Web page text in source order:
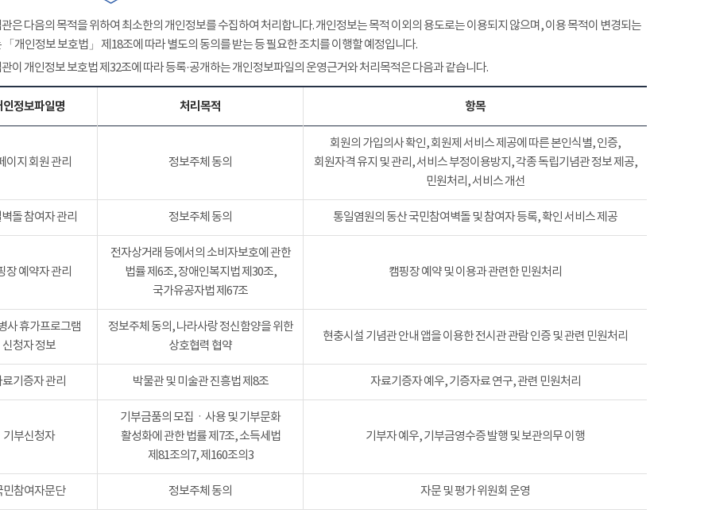
은 다음의 목적을 위하여 최소한의 개인정보를 수집하여 처리합니다. 개인정보는 목적 이외의 용도로는 이용되지 않으며, 이용 목적이 변경되는
「개인정보 보호법」 제18조에 따라 별도의 동의를 받는 등 필요한 조치를 이행할 예정입니다.
이 개인정보 보호법 제32조에 따라 등록·공개하는 개인정보파일의 운영근거와 처리목적은 다음과 같습니다.
인정보파일명 처리목적 항목
이지 회원 관리 정보주체 동의
회원의 가입의사 확인, 회원제 서비스 제공에 따른 본인식별, 인증,
회원자격 유지 및 관리, 서비스 부정이용방지, 각종 독립기념관 정보 제공,
민원처리, 서비스 개선
돌 참여자 관리 정보주체 동의 통일염원의 동산 국민참여벽돌 및 참여자 등록, 확인 서비스 제공
장 예약자 관리
전자상거래 등에서의 소비자보호에 관한
법률 제6조, 장애인복지법 제30조,
국가유공자법 제67조
캠핑장 예약 및 이용과 관련한 민원처리
사 휴가프로그램
신청자 정보
정보주체 동의, 나라사랑 정신함양을 위한
상호협력 협약
현충시설 기념관 안내 앱을 이용한 전시관 관람 인증 및 관련 민원처리
기증자 관리 박물관 및 미술관 진흥법 제8조 자료기증자 예우, 기증자료 연구, 관련 민원처리
기부신청자
기부금품의 모집ㆍ사용 및 기부문화
활성화에 관한 법률 제7조, 소득세법
제81조의7, 제160조의3
기부자 예우, 기부금영수증 발행 및 보관의무 이행
민참여자문단 정보주체 동의 자문 및 평가 위원회 운영